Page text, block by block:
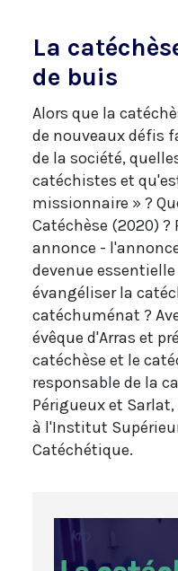
La
de buis
Alors que la
de nouveaux défis
de la société,
catéchistes et
missionnaire » ?
Catéchèse (2020)
annonce -
devenue
évangéliser la
catéchuménat ?
évêque d'Arras et
catéchèse et le
responsable de la
Périgueux et
à l'Institut
Catéchétique.